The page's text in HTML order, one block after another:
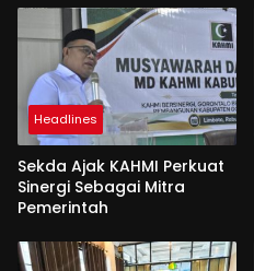
Headlines
Sekda Ajak KAHMI Perkuat
Sinergi Sebagai Mitra
Pemerintah